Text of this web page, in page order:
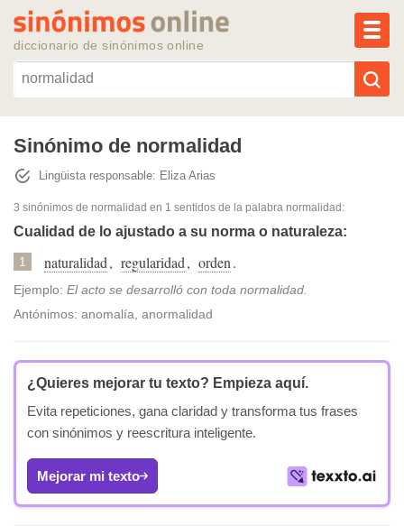
diccionario de sinónimos online
Reescribir texto con IA
Sinónimos populares
Temas populares
Temas recientes
Sinónimo de normalidad
Lingüista responsable: Eliza Arias
3 sinónimos de normalidad en 1 sentidos de la palabra normalidad:
Cualidad de lo ajustado a su norma o naturaleza:
1 naturalidad, regularidad, orden.
Ejemplo: El acto se desarrolló con toda normalidad.
Antónimos: anomalía, anormalidad
¿Quieres mejorar tu texto? Empieza aquí.
Evita repeticiones, gana claridad y transforma tus frases
con sinónimos y reescritura inteligente.
Mejorar mi texto